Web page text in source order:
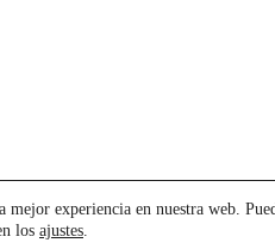
experiencia en nuestra web.
los ajustes.